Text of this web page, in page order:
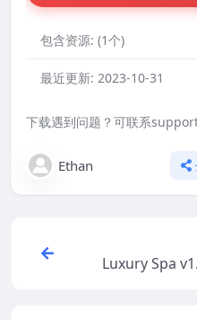
包含资源: (1个)
最近更新: 2023-10-31
下载遇到问题？可联系
Ethan
Luxury Spa